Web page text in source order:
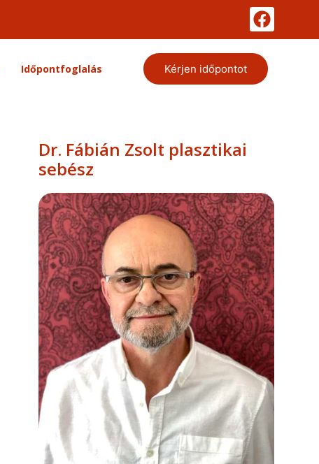
Időpontfoglalás Kérjen időpontot
Dr. Fábián Zsolt plasztikai
sebész